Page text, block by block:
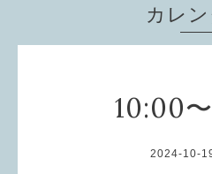
カレ
10:00
2024-10-